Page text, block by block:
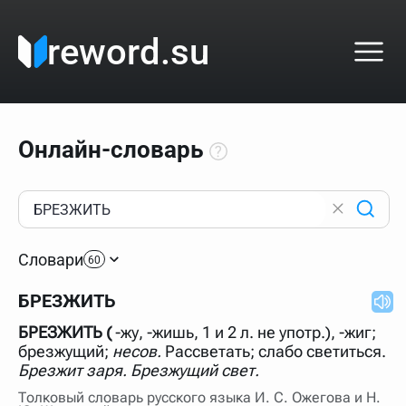
reword.su
Онлайн-словарь
Как пользоваться онлайн-словарём?
которого интересует. Система автоматически подберёт
варианты по начальным буквам и покажет их во
вариантов, откроется страница со словарными
Если точное написание слова неизвестно (как в
кроссворде), неизвестную букву можно заменить
подстановочным знаком звёздочкой (*), а несколько
неизвестных букв — процентом (%). В этом случае меню
с вариантами работать не будет, а после ввода запроса
Словари 60
БРЕЗЖИТЬ
БРЕЗЖИТЬ (-жу, -жишь, 1 и 2 л. не употр.), -жиг;
брезжущий; несов. Рассветать; слабо светиться.
Брезжит заря. Брезжущий свет.
Толковый словарь русского языка И. С. Ожегова и Н.